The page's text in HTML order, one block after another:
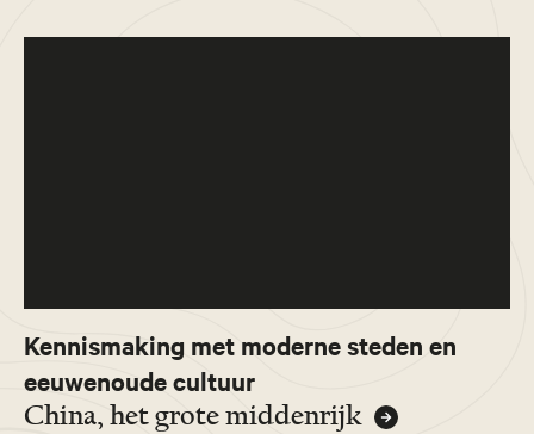
Kennismaking met moderne steden en
eeuwenoude cultuur
China, het grote middenrijk